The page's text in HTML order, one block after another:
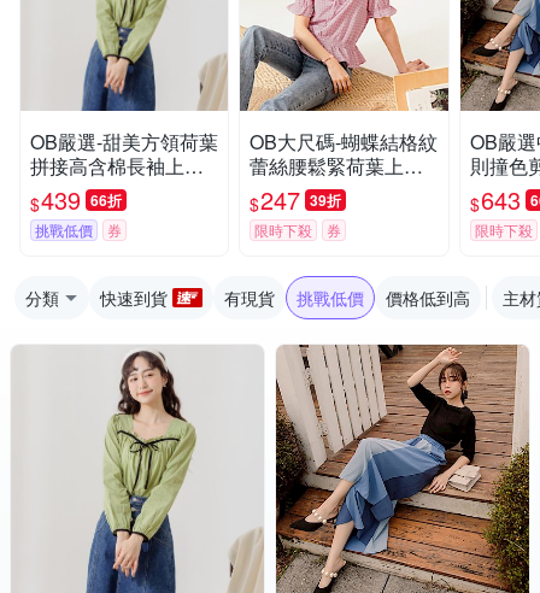
OB嚴選-甜美方領荷葉
拼接高含棉長袖上衣
《AB16296-》
$439 66折
挑戰低價 券
OB大尺碼-蝴蝶結格紋
蕾絲腰鬆緊荷葉上衣
《AB14963》
$247 39折
限時下殺 券
OB嚴
則撞色
寬褲
$643
限時下殺
分類 快速到貨 有現貨 挑戰低價 價格低到高 主